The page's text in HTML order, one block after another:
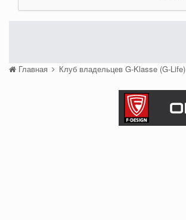
Главная Клуб владельцев G-Klasse (G-Life)